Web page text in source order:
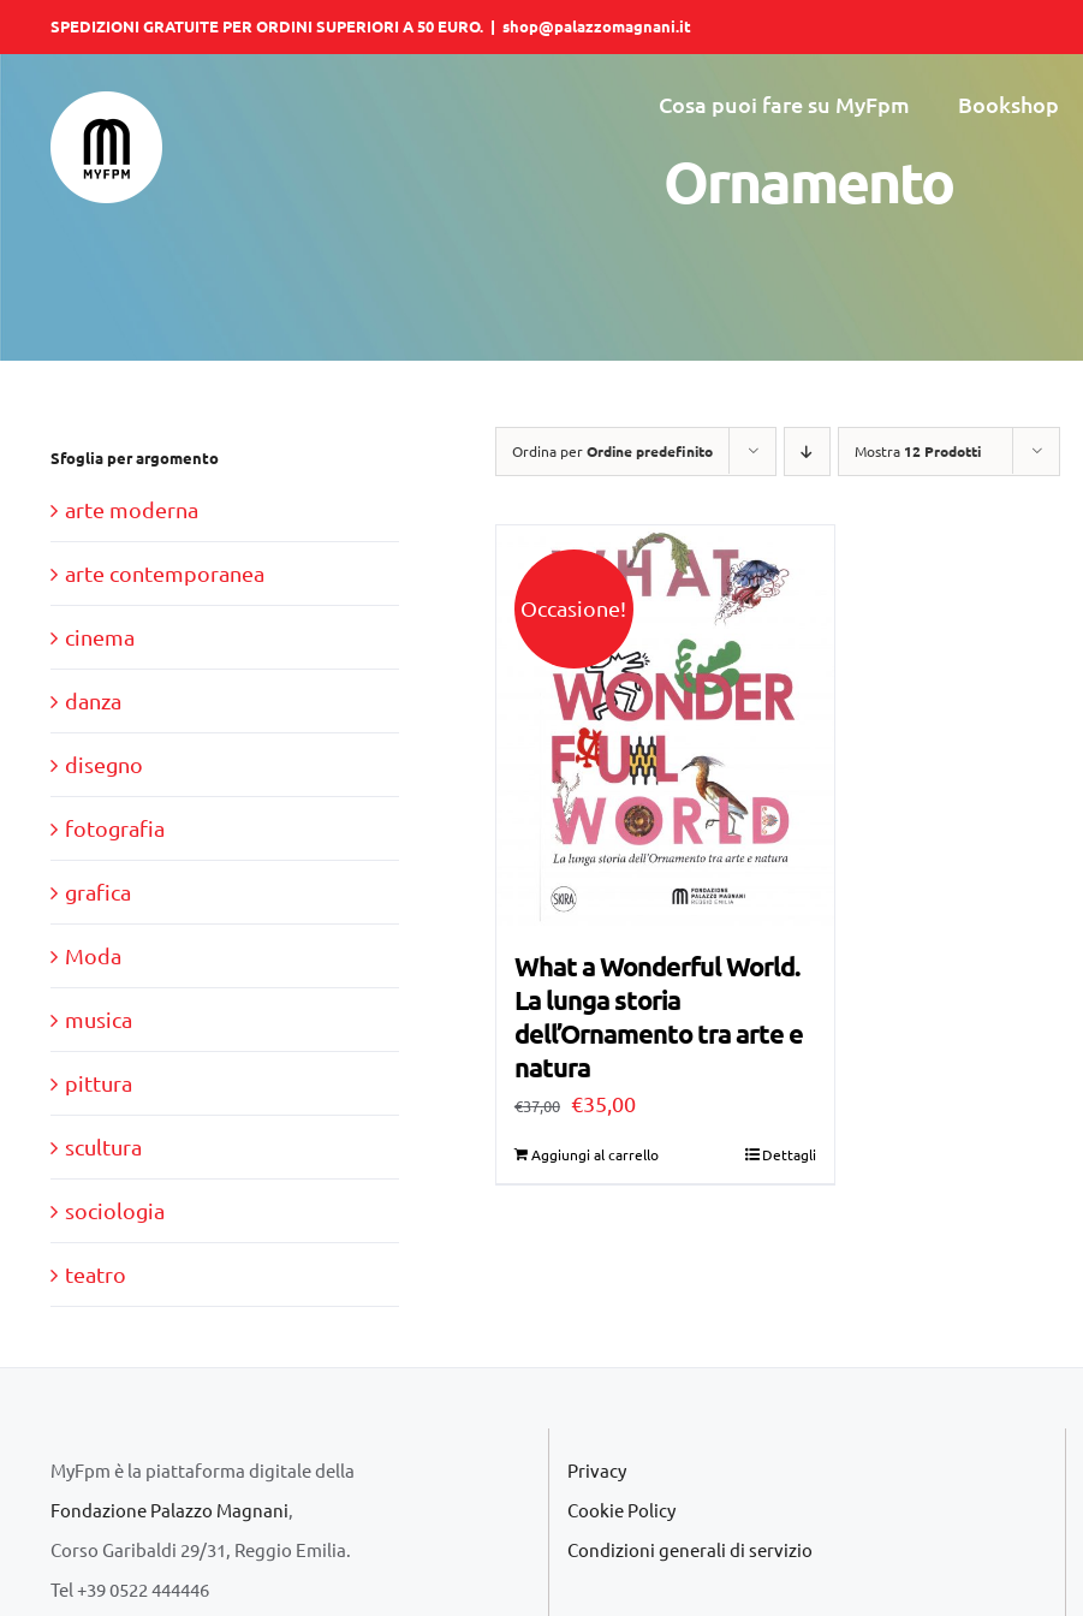
al
contenuto
SPEDIZIONI GRATUITE PER ORDINI SUPERIORI A 50 EURO. | shop@palazzomagnani.it
Cosa puoi fare su MyFpm Bookshop
Ornamento
Ordina perOrdine predefinito Mostra 12 Prodotti
Occasione!
What a Wonderful World.
La lunga storia
dell’Ornamento tra arte e
natura
€37,00 Il
€35,00Il
Aggiungi al carrello Dettagli
Sfoglia per argomento
arte moderna
arte contemporanea
cinema
danza
disegno
fotografia
grafica
Moda
musica
pittura
scultura
sociologia
teatro
MyFpm è la piattaforma digitale della
Fondazione Palazzo Magnani
Corso Garibaldi 29/31, Reggio Emilia.
Tel +39 0522 444446
Privacy
Cookie Policy
Condizioni generali di servizio